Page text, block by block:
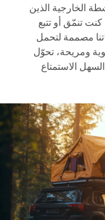
الخارجية الذين
تنمّق أو تتبع
مصممة لتحمل
ومريحة، تحوّل
الاستمتاع